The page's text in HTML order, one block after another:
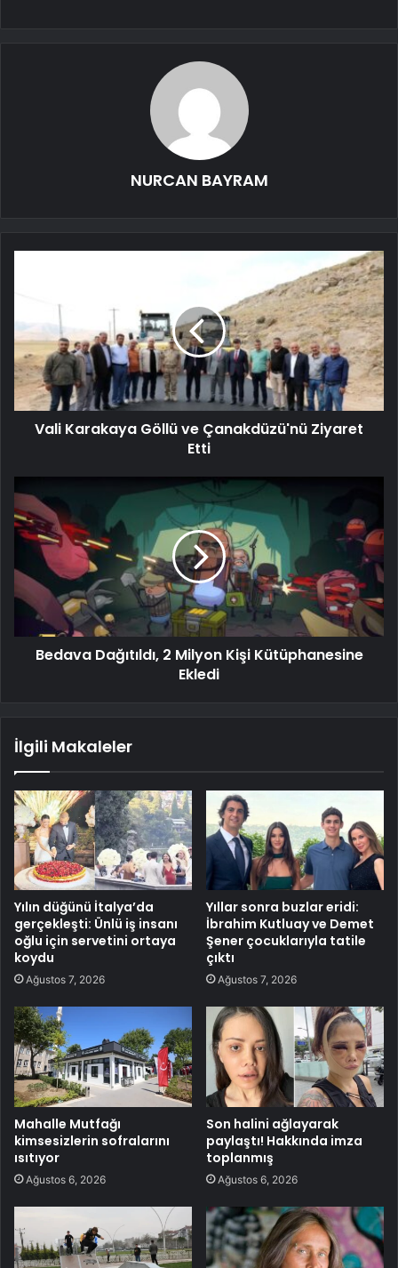
NURCAN BAYRAM
Vali Karakaya Göllü ve Çanakdüzü'nü Ziyaret
Etti
Bedava Dağıtıldı, 2 Milyon Kişi Kütüphanesine
Ekledi
İlgili Makaleler
Yılın düğünü İtalya’da
gerçekleşti: Ünlü iş insanı
oğlu için servetini ortaya
koydu
Ağustos 7, 2026
Yıllar sonra buzlar eridi:
İbrahim Kutluay ve Demet
Şener çocuklarıyla tatile
çıktı
Ağustos 7, 2026
Mahalle Mutfağı
kimsesizlerin sofralarını
ısıtıyor
Ağustos 6, 2026
Son halini ağlayarak
paylaştı! Hakkında imza
toplanmış
Ağustos 6, 2026